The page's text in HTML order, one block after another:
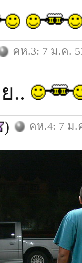
คห.3: 7 ม.ค.
..
) คห.4: 7 ม.